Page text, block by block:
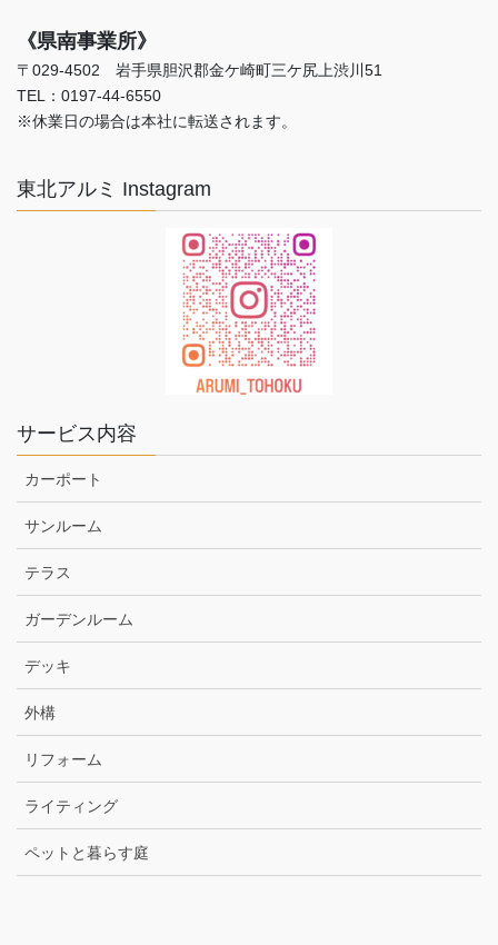
《県南事業所》
〒029-4502 岩手県胆沢郡金ケ崎町三ケ尻上渋川51
TEL：0197-44-6550
※休業日の場合は本社に転送されます。
東北アルミ Instagram
サービス内容
カーポート
サンルーム
テラス
ガーデンルーム
デッキ
外構
リフォーム
ライティング
ペットと暮らす庭